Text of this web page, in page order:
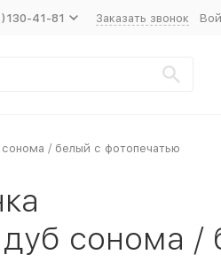
41-81 Заказать звонок
/ белый с фотопечатью
сонома /